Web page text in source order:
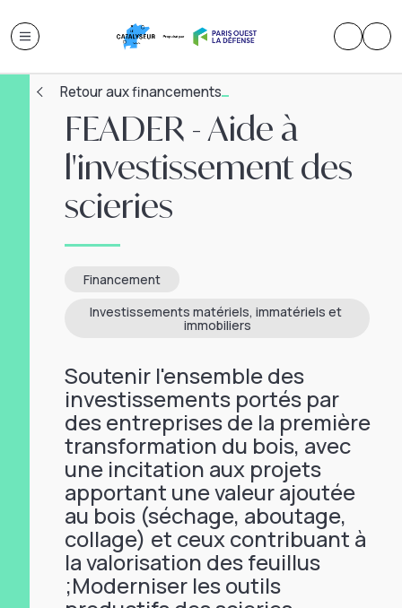
Retour aux financements
FEADER - Aide à
l'investissement des
scieries
Financement
Investissements matériels, immatériels et
immobiliers
Soutenir I'ensemble des
investissements portés par
des entreprises de la première
transformation du bois, avec
une incitation aux projets
apportant une valeur ajoutée
au bois (séchage, aboutage,
collage) et ceux contribuant à
la valorisation des feuillus
;Moderniser les outils